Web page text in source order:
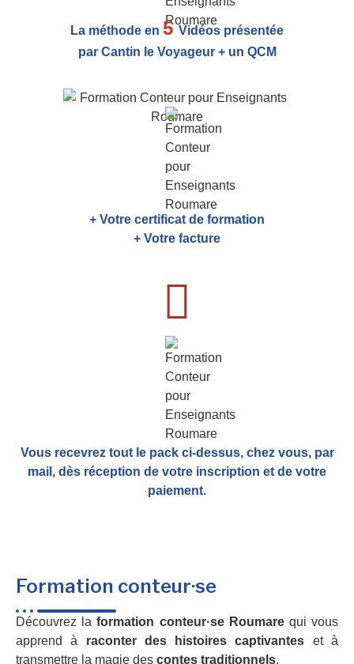
La méthode en 5Vidéos présentée
par Cantin le Voyageur + un QCM
+ Votre certificat de formation
+ Votre facture
Vous recevrez tout le pack ci-dessus, chez vous, par
mail, dès réception de votre inscription et de votre
paiement.
Formation conteur·se
Découvrez laformation conteur·se Roumarequi vous
apprend à raconter des histoires captivantes et à
transmettre la magie des contes traditionnels.